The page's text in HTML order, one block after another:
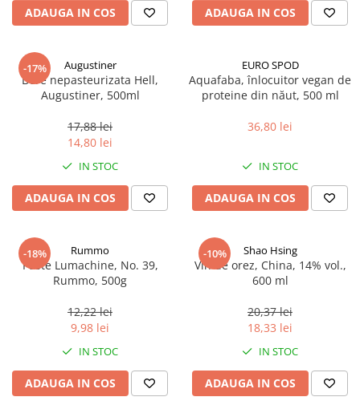
ADAUGA IN COS ADAUGA IN COS
-17% Augustiner
Bere nepasteurizata Hell,
Augustiner, 500ml
17,88 lei
14,80 lei
IN STOC
ADAUGA IN COS
EURO SPOD
Aquafaba, înlocuitor vegan de
proteine ​​din năut, 500 ml
36,80 lei
IN STOC
ADAUGA IN COS
-18% Rummo
Paste Lumachine, No. 39,
Rummo, 500g
12,22 lei
9,98 lei
IN STOC
ADAUGA IN COS
-10% Shao Hsing
Vin de orez, China, 14% vol.,
600 ml
20,37 lei
18,33 lei
IN STOC
ADAUGA IN COS